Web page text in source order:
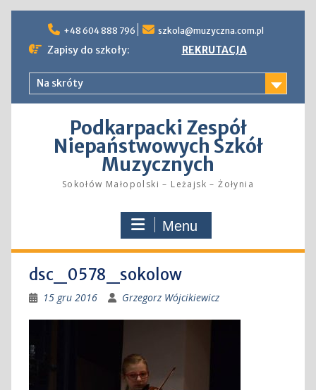
content
+48 604 888 796 szkola@muzyczna.com.pl
Zapisy do szkoły: REKRUTACJA
Na skróty
Podkarpacki Zespół
Niepaństwowych Szkół
Muzycznych
Sokołów Małopolski – Leżajsk – Żołynia
Menu
dsc_0578_sokolow
15 gru 2016 Grzegorz Wójcikiewicz